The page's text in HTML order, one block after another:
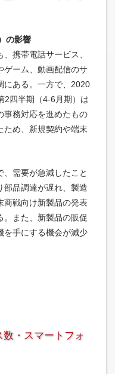
の影響
携帯電話サービス、
ゲーム、動画配信のサ
にある。一方で、2020
2四半期（4-6月期）は
事務対応を進めたもの
ため、新規契約や端末
需要が急減したこと
部品調達が遅れ、製造
商戦向け新製品の発表
。また、新製品の販促
を手にする機会が減少
・スマートフォ